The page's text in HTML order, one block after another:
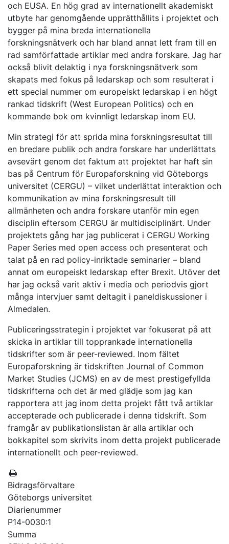
och EUSA. En hög grad av internationellt akademiskt
utbyte har genomgående upprätthållits i projektet och
bygger på mina breda internationella
forskningsnätverk och har bland annat lett fram till en
rad samförfattade artiklar med andra forskare. Jag har
också blivit delaktig i nya forskningsnätverk som
skapats med fokus på ledarskap och som resulterat i
ett special nummer om europeiskt ledarskap i en högt
rankad tidskrift (West European Politics) och en
kommande bok om kvinnligt ledarskap inom EU.
Min strategi för att sprida mina forskningsresultat till
en bredare publik och andra forskare har underlättats
avsevärt genom det faktum att projektet har haft sin
bas på Centrum för Europaforskning vid Göteborgs
universitet (CERGU) – vilket underlättat interaktion och
kommunikation av mina forskningsresult till
allmänheten och andra forskare utanför min egen
disciplin eftersom CERGU är multidisciplinärt. Under
projektets gång har jag publicerat i CERGU Working
Paper Series med open access och presenterat och
talat på en rad policy-inriktade seminarier – bland
annat om europeiskt ledarskap efter Brexit. Utöver det
har jag också varit aktiv i media och periodvis gjort
många intervjuer samt deltagit i paneldiskussioner i
Almedalen.
Publiceringsstrategin i projektet var fokuserat på att
skicka in artiklar till topprankade internationella
tidskrifter som är peer-reviewed. Inom fältet
Europaforskning är tidskriften Journal of Common
Market Studies (JCMS) en av de mest prestigefyllda
tidskrifterna och det är med glädje som jag kan
rapportera att jag inom detta projekt fått två artiklar
accepterade och publicerade i denna tidskrift. Som
framgår av publikationslistan är alla artiklar och
bokkapitel som skrivits inom detta projekt publicerade
internationellt och peer-reviewed.
Bidragsförvaltare
Göteborgs universitet
Diarienummer
P14-0030:1
Summa